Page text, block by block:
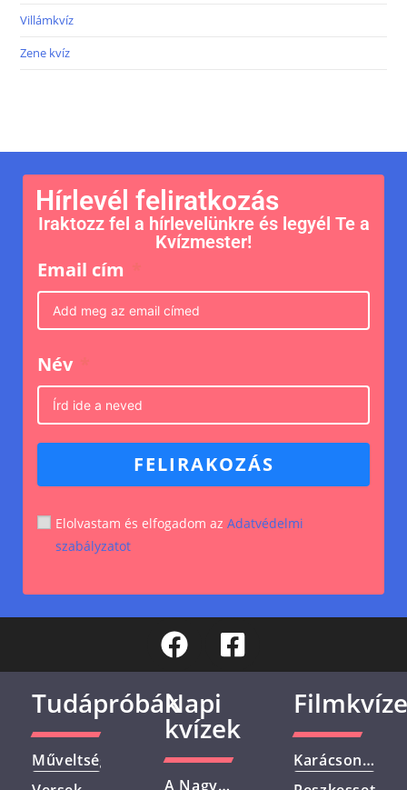
Villámkvíz
Zene kvíz
Hírlevél feliratkozás
Iraktozz fel a hírlevelünkre és legyél Te a
Kvízmester!
Email cím
Név
FELIRAKOZÁS
Elolvastam és elfogadom az Adatvédelmi
szabályzatot
Tudápróbák
Műveltségi
Kvíz –
Napi
kvízek
A Nagy
Karácsonyi
Filmek –